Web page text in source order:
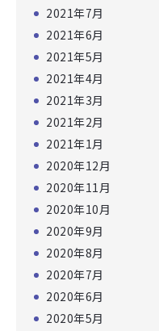
2021年7月
2021年6月
2021年5月
2021年4月
2021年3月
2021年2月
2021年1月
2020年12月
2020年11月
2020年10月
2020年9月
2020年8月
2020年7月
2020年6月
2020年5月